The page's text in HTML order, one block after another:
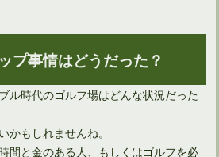
クラブの測り方を知っていますか？
の理由を知っても励行しますか？
プ事情はどうだった？
ル時代のゴルフ場はどんな状況だった
かもしれませんね。
間と金のある人、もしくはゴルフを必